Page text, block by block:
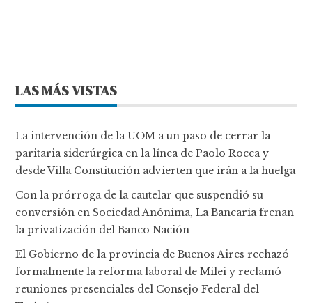
LAS MÁS VISTAS
La intervención de la UOM a un paso de cerrar la
paritaria siderúrgica en la línea de Paolo Rocca y
desde Villa Constitución advierten que irán a la huelga
Con la prórroga de la cautelar que suspendió su
conversión en Sociedad Anónima, La Bancaria frenan
la privatización del Banco Nación
El Gobierno de la provincia de Buenos Aires rechazó
formalmente la reforma laboral de Milei y reclamó
reuniones presenciales del Consejo Federal del